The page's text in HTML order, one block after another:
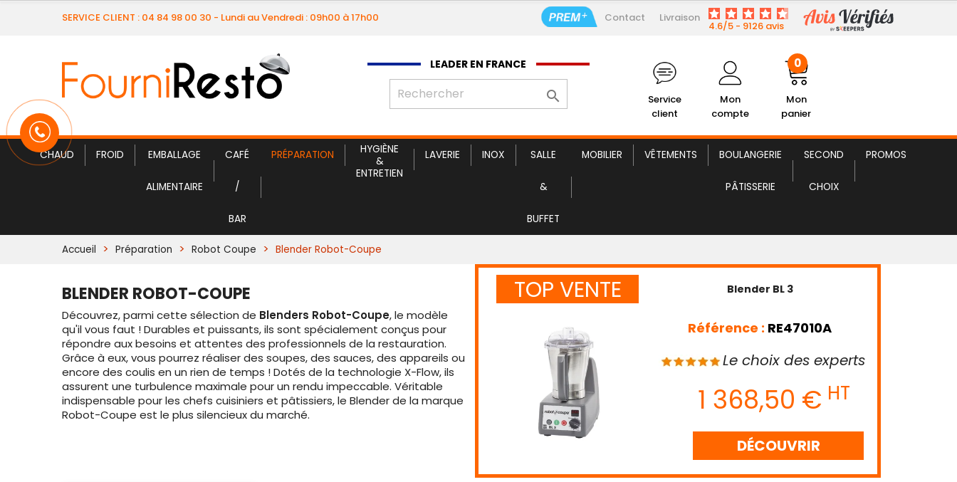
SERVICE CLIENT : 04 84 98 00 30 - Lundi au Vendredi : 09h00 à 17h00 Contact Livraison
4.6/5 - 9126 avis
LEADER EN FRANCE

Service
client
Mon
compte
Mon
panier
0
CHAUD FROID EMBALLAGE
ALIMENTAIRE
CAFÉ
/
BAR
PRÉPARATION
HYGIÈNE
&
ENTRETIEN
LAVERIE INOX SALLE
&
BUFFET
MOBILIER VÊTEMENTS BOULANGERIE
PÂTISSERIE
SECOND
CHOIX
PROMOS
Mon Compte Mon panier
0
Accueil Préparation Robot Coupe Blender Robot-Coupe
BLENDER ROBOT-COUPE
Découvrez, parmi cette sélection de Blenders Robot-Coupe, le modèle
qu'il vous faut ! Durables et puissants, ils sont spécialement conçus pour
répondre aux besoins et attentes des professionnels de la restauration.
Grâce à eux, vous pourrez réaliser des soupes, des sauces, des appareils ou
encore des coulis en un rien de temps ! Dotés de la technologie X-Flow, ils
assurent une turbulence maximale pour un rendu impeccable. Véritable
indispensable pour les chefs cuisiniers et pâtissiers, le Blender de la marque
Robot-Coupe est le plus silencieux du marché.
TOP VENTE Blender BL 3
Référence : RE47010A
Le choix des experts
1 368,50 € HT
DÉCOUVRIR